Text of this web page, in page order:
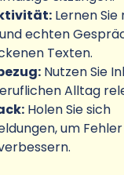
Lernen
echten
Texten.
Nutzen Sie
Alltag
Holen Sie sich
um